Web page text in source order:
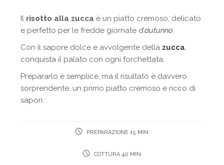
Il risotto alla zucca è un piatto cremoso, delicato
e perfetto per le fredde giornate d’autunno.
Con il sapore dolce e avvolgente della zucca,
conquista il palato con ogni forchettata.
Prepararlo è semplice, ma il risultato è davvero
sorprendente: un primo piatto cremoso e ricco di
sapori.
PREPARAZIONE 15 MIN
COTTURA 40 MIN